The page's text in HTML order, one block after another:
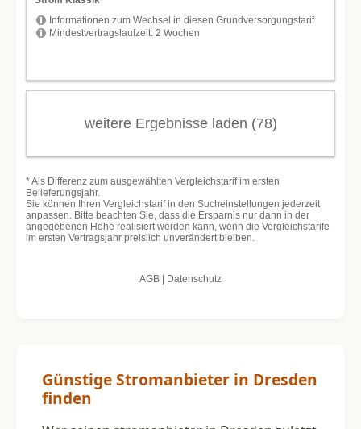
Günstige Stromanbieter in Dresden
finden